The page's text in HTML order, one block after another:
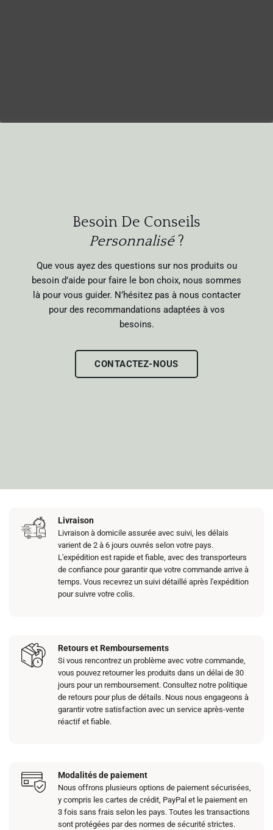
Besoin De Conseils
Personnalisé?
Que vous ayez des questions sur nos produits ou
besoin d’aide pour faire le bon choix, nous sommes
là pour vous guider. N’hésitez pas à nous contacter
pour des recommandations adaptées à vos
besoins.
CONTACTEZ-NOUS
Livraison
Livraison à domicile assurée avec suivi, les délais
varient de 2 à 6 jours ouvrés selon votre pays.
L'expédition est rapide et fiable, avec des transporteurs
de confiance pour garantir que votre commande arrive à
temps. Vous recevrez un suivi détaillé après l'expédition
pour suivre votre colis.
Retours et Remboursements
Si vous rencontrez un problème avec votre commande,
vous pouvez retourner les produits dans un délai de 30
jours pour un remboursement. Consultez notre politique
de retours pour plus de détails. Nous nous engageons à
garantir votre satisfaction avec un service après-vente
réactif et fiable.
Modalités de paiement
Nous offrons plusieurs options de paiement sécurisées,
y compris les cartes de crédit, PayPal et le paiement en
3 fois sans frais selon les pays. Toutes les transactions
sont protégées par des normes de sécurité strictes.